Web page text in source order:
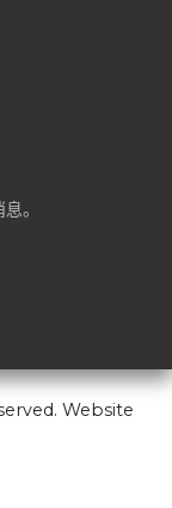
。
Website